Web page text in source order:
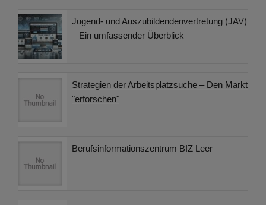
Jugend- und Auszubildendenvertretung (JAV)
– Ein umfassender Überblick
Strategien der Arbeitsplatzsuche – Den Markt
"erforschen"
Berufsinformationszentrum BIZ Leer